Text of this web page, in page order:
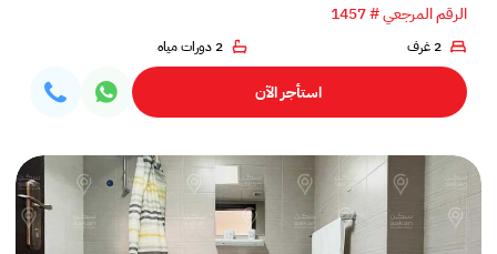
الرقم المرجعي # 1457
2 غرف 2 دورات مياه
استأجر الآن